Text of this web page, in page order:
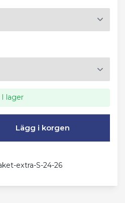
I lager
Lägg i korgen
extra-S-24-26